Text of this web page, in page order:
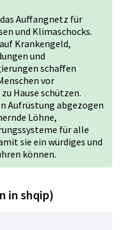
Auffangnetz für
und Klimaschocks.
Krankengeld,
und
schaffen
vor
Hause schützen.
Aufrüstung abgezogen
Löhne,
für alle
sie ein würdiges und
können.
in shqip)